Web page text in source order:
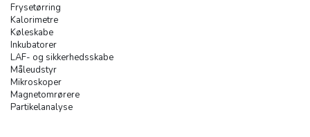
Frysetørring
Kalorimetre
Køleskabe
Inkubatorer
LAF- og sikkerhedsskabe
Måleudstyr
Mikroskoper
Magnetomrørere
Partikelanalyse